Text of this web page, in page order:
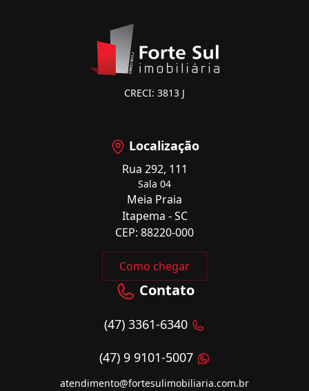
CRECI: 3813 J
Localização
Rua 292, 111
Sala 04
Meia Praia
Itapema - SC
CEP: 88220-000
Como chegar
Contato
(47) 3361-6340
(47) 9 9101-5007
atendimento@fortesulimobiliaria.com.br